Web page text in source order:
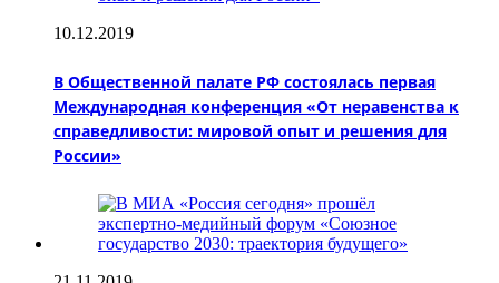
10.12.2019
В Общественной палате РФ состоялась первая
Международная конференция «От неравенства к
справедливости: мировой опыт и решения для
России»